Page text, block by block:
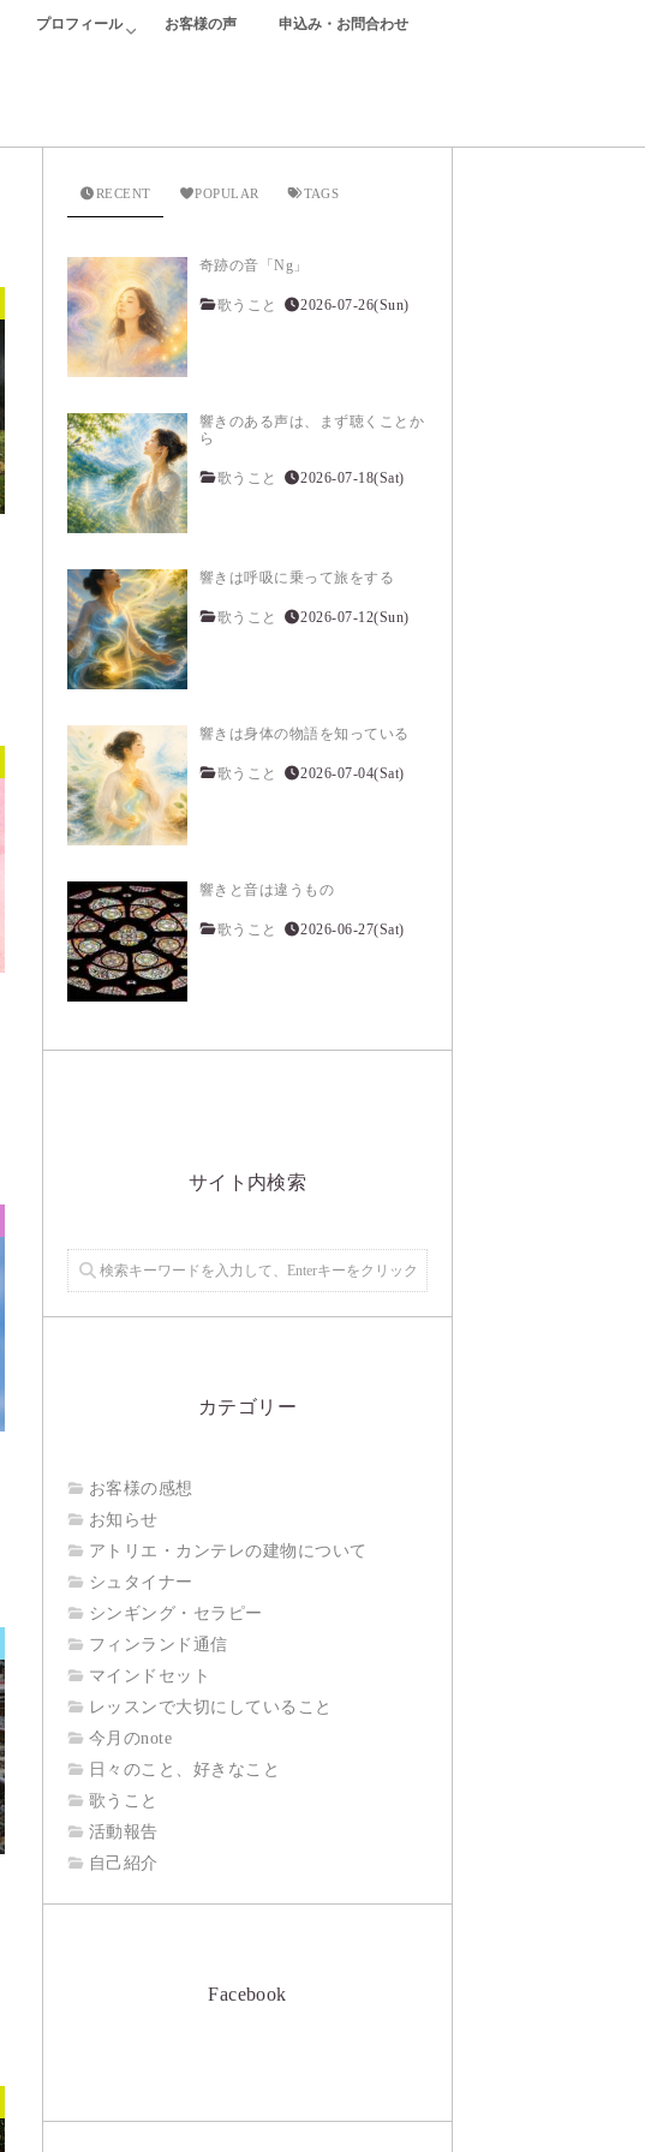
プロフィール お客様の声 申込み・お問合わせ
RECENT POPULAR TAGS
奇跡の音「Ng」
歌うこと 2026-07-26(Sun)
響きのある声は、まず聴くことか
ら
歌うこと 2026-07-18(Sat)
響きは呼吸に乗って旅をする
歌うこと 2026-07-12(Sun)
響きは身体の物語を知っている
歌うこと 2026-07-04(Sat)
響きと音は違うもの
歌うこと 2026-06-27(Sat)
サイト内検索
カテゴリー
お客様の感想
お知らせ
アトリエ・カンテレの建物について
シュタイナー
シンギング・セラピー
フィンランド通信
マインドセット
レッスンで大切にしていること
今月のnote
日々のこと、好きなこと
歌うこと
活動報告
自己紹介
Facebook